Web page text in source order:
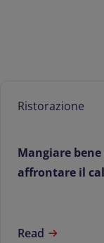
Ristorazione
Mangiare
affrontare il
Read